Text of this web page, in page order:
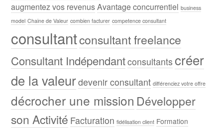
augmentez vos revenusAvantage concurrentiel business
model Chaine de Valeur combien facturer competence consultant
consultantconsultant freelance
Consultant Indépendantconsultants créer
de la valeurdevenir consultant différenciez votre offre
décrocher une mission Développer
son Activité Facturation fidélisation client Formation